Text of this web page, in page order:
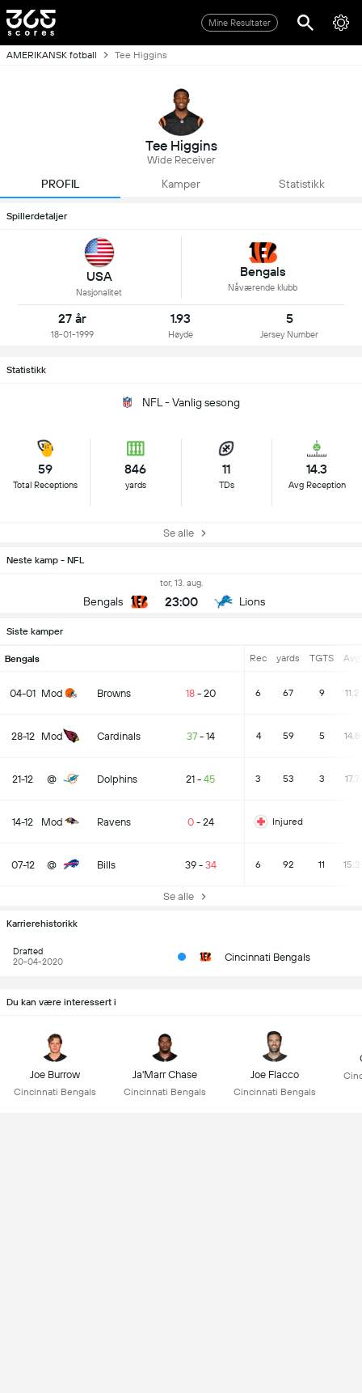
Mine Resultater
AMERIKANSK fotball Tee Higgins
Tee Higgins
Wide Receiver
PROFIL Kamper Statistikk
Spillerdetaljer
USA
Nasjonalitet
Bengals
Nåværende klubb
27 år
18-01-1999
1.93
Høyde
5
Jersey Number
Statistikk
NFL - Vanlig sesong
59
Total Receptions
846
yards
11
TDs
14.3
Avg Reception
Se alle
Neste kamp - NFL
Bengals
tor, 13. aug.
23:00 Lions
Siste kamper
Bengals Rec yards TGTS Avg
04-01 Mod Browns 18- 20 6 67 9 11.2
28-12 Mod Cardinals 37- 14 4 59 5 14.8
21-12 @ Dolphins 21 - 45 3 53 3 17.7
14-12 Mod Ravens 0- 24 Injured
07-12 @ Bills 39- 34 6 92 11 15.3
Se alle
Karrierehistorikk
Drafted
20-04-2020
Cincinnati Bengals
Du kan være interessert i
Joe Burrow
Cincinnati Bengals
Ja'Marr Chase
Cincinnati Bengals
Joe Flacco
Cincinnati Bengals